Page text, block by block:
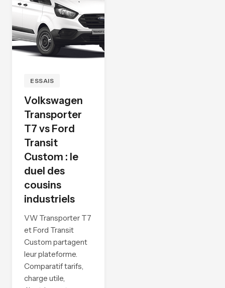
ESSAIS
Volkswagen
Transporter
T7 vs Ford
Transit
Custom : le
duel des
cousins
industriels
VW Transporter T7
et Ford Transit
Custom partagent
leur plateforme.
Comparatif tarifs,
charge utile,